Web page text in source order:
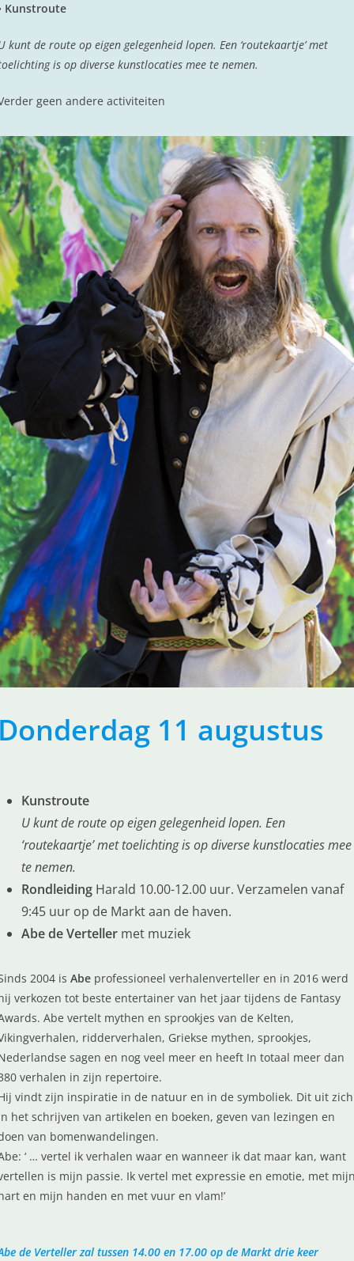
Kunstroute
kunt de route op eigen gelegenheid lopen. Een ‘routekaartje’ met
is op diverse kunstlocaties mee te nemen.
geen andere activiteiten
11 augustus
Kunstroute
U kunt de route op eigen gelegenheid lopen. Een
‘routekaartje’ met toelichting is op diverse kunstlocaties mee
te nemen.
Rondleiding Harald 10.00-12.00 uur. Verzamelen vanaf
9:45 uur op de Markt aan de haven.
Abe de Verteller met muziek
2004 isAbe professioneel verhalenverteller en in 2016 werd
verkozen tot beste entertainer van het jaar tijdens de Fantasy
Abe vertelt mythen en sprookjes van de Kelten,
ridderverhalen, Griekse mythen, sprookjes,
sagen en nog veel meer en heeft In totaal meer dan
verhalen in zijn repertoire.
vindt zijn inspiratie in de natuur en in de symboliek. Dit uit zich
het schrijven van artikelen en boeken, geven van lezingen en
van bomenwandelingen.
‘ … vertel ik verhalen waar en wanneer ik dat maar kan, want
is mijn passie. Ik vertel met expressie en emotie, met
en mijn handen en met vuur en vlam!’
de Verteller zal tussen 14.00 en 17.00 op de Markt drie keer